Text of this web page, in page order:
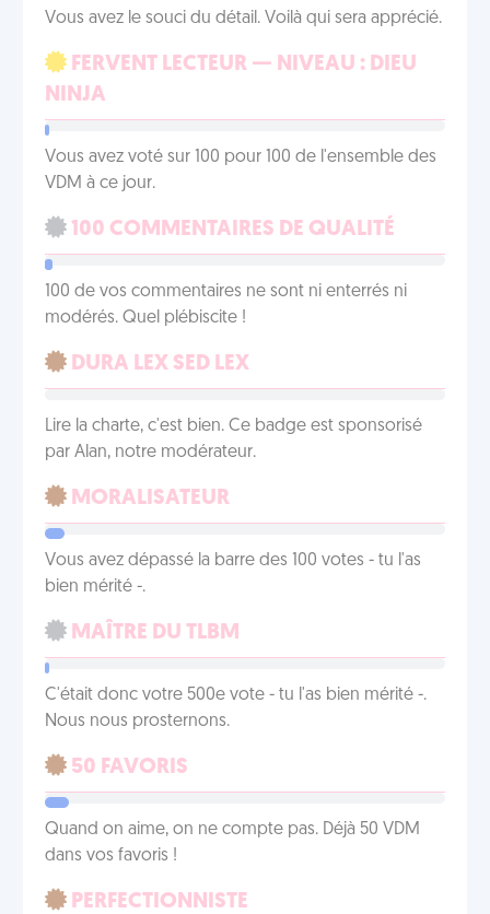
Vous avez le souci du détail. Voilà qui sera apprécié.
FERVENT LECTEUR — NIVEAU : DIEU
NINJA
Vous avez voté sur 100 pour 100 de l'ensemble des
VDM à ce jour.
100 COMMENTAIRES DE QUALITÉ
100 de vos commentaires ne sont ni enterrés ni
modérés. Quel plébiscite !
DURA LEX SED LEX
Lire la charte, c'est bien. Ce badge est sponsorisé
par Alan, notre modérateur.
MORALISATEUR
Vous avez dépassé la barre des 100 votes - tu l'as
bien mérité -.
MAÎTRE DU TLBM
C'était donc votre 500e vote - tu l'as bien mérité -.
Nous nous prosternons.
50 FAVORIS
Quand on aime, on ne compte pas. Déjà 50 VDM
dans vos favoris !
PERFECTIONNISTE